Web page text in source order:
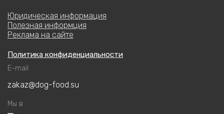
Юридическая информация
Полезная информция
Реклама на сайте
Политика конфиденциальности
E-mail
zakaz@dog-food.su
Мы в